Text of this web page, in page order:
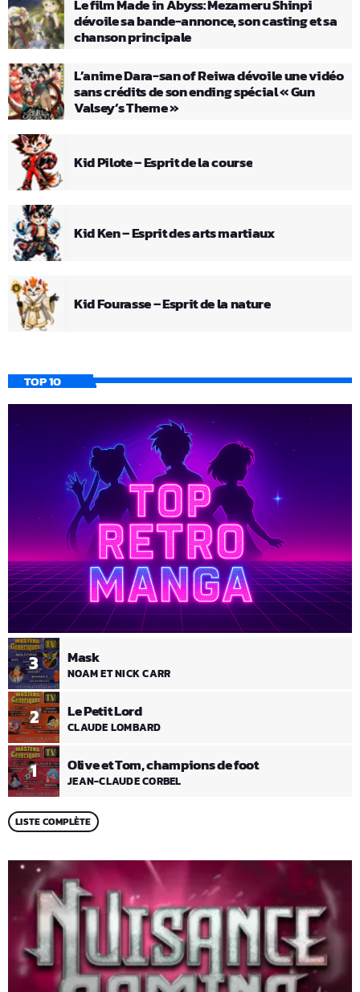
Le film Made in Abyss: Mezameru Shinpi
dévoile sa bande-annonce, son casting et sa
chanson principale
L’anime Dara-san of Reiwa dévoile une vidéo
sans crédits de son ending spécial « Gun
Valsey’s Theme »
Kid Pilote – Esprit de la course
Kid Ken – Esprit des arts martiaux
Kid Fourasse – Esprit de la nature
TOP 10
1 Olive et Tom, champions de foot
JEAN-CLAUDE CORBEL
2 Le Petit Lord
CLAUDE LOMBARD
3 Mask
NOAM ET NICK CARR
LISTE COMPLÈTE